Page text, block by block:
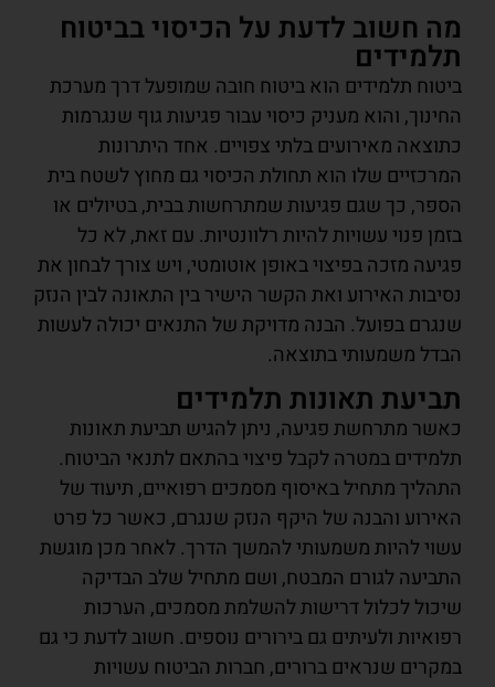
מה חשוב לדעת על הכיסוי בביטוח
תלמידים
ביטוח תלמידים הוא ביטוח חובה שמופעל דרך מערכת
החינוך, והוא מעניק כיסוי עבור פגיעות גוף שנגרמות
כתוצאה מאירועים בלתי צפויים. אחד היתרונות
המרכזיים שלו הוא תחולת הכיסוי גם מחוץ לשטח בית
הספר, כך שגם פגיעות שמתרחשות בבית, בטיולים או
בזמן פנוי עשויות להיות רלוונטיות. עם זאת, לא כל
פגיעה מזכה בפיצוי באופן אוטומטי, ויש צורך לבחון את
נסיבות האירוע ואת הקשר הישיר בין התאונה לבין הנזק
שנגרם בפועל. הבנה מדויקת של התנאים יכולה לעשות
הבדל משמעותי בתוצאה.
תביעת תאונות תלמידים
כאשר מתרחשת פגיעה, ניתן להגיש תביעת תאונות
תלמידים במטרה לקבל פיצוי בהתאם לתנאי הביטוח.
התהליך מתחיל באיסוף מסמכים רפואיים, תיעוד של
האירוע והבנה של היקף הנזק שנגרם, כאשר כל פרט
עשוי להיות משמעותי להמשך הדרך. לאחר מכן מוגשת
התביעה לגורם המבטח, ושם מתחיל שלב הבדיקה
שיכול לכלול דרישות להשלמת מסמכים, הערכות
רפואיות ולעיתים גם בירורים נוספים. חשוב לדעת כי גם
במקרים שנראים ברורים, חברות הביטוח עשויות